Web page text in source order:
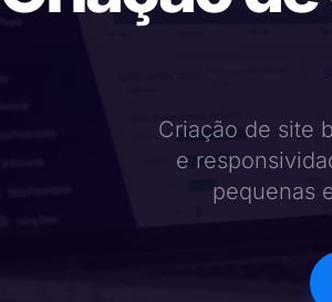
Criação de site
e
pequenas